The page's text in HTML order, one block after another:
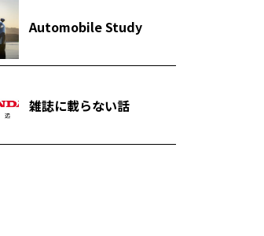
Automobile Study
雑誌に載らない話